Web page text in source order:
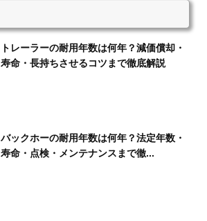
トレーラーの耐用年数は何年？減価償却・
寿命・長持ちさせるコツまで徹底解説
バックホーの耐用年数は何年？法定年数・
寿命・点検・メンテナンスまで徹...